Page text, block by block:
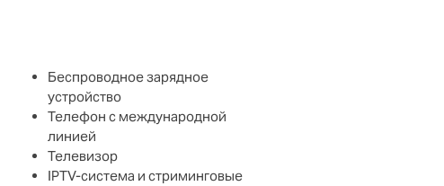
Беспроводное зарядное
устройство
Телефон с международной
линией
Телевизор
IPTV-система и стриминговые